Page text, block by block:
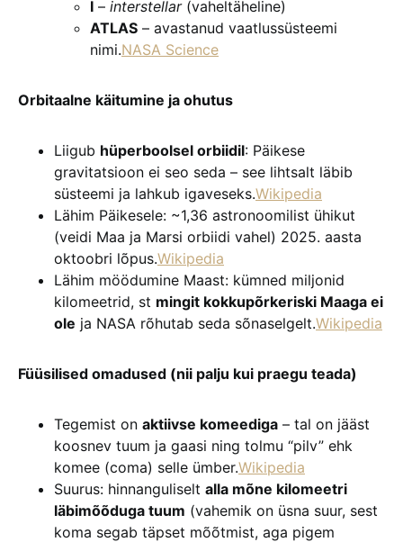
I – interstellar(vaheltäheline)
ATLAS – avastanud vaatlussüsteemi
nimi.NASA Science
Orbitaalne käitumine ja ohutus
Liigub hüperboolsel orbiidil: Päikese
gravitatsioon ei seo seda – see lihtsalt läbib
süsteemi ja lahkub igaveseks.Wikipedia
Lähim Päikesele: ~1,36 astronoomilist ühikut
(veidi Maa ja Marsi orbiidi vahel) 2025. aasta
oktoobri lõpus.Wikipedia
Lähim möödumine Maast: kümned miljonid
kilomeetrid, st mingit kokkupõrkeriski Maaga ei
ole ja NASA rõhutab seda sõnaselgelt.Wikipedia
Füüsilised omadused (nii palju kui praegu teada)
Tegemist on aktiivse komeediga – tal on jääst
koosnev tuum ja gaasi ning tolmu “pilv” ehk
komee (coma) selle ümber.Wikipedia
Suurus: hinnanguliselt alla mõne kilomeetri
läbimõõduga tuum (vahemik on üsna suur, sest
koma segab täpset mõõtmist, aga pigem